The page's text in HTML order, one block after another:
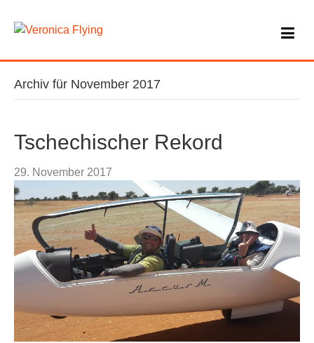
Archiv für November 2017
Tschechischer Rekord
29. November 2017